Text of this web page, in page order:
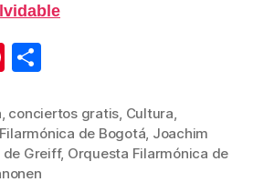
Pi
er
e
st
m
p
, conciertos gratis, Cultura,
Filarmónica de Bogotá, Joachim
de Greiff, Orquesta Filarmónica de